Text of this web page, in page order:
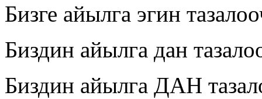
Бизге айылга эгин
Биздин айылга дан
Биздин айылга ДАН